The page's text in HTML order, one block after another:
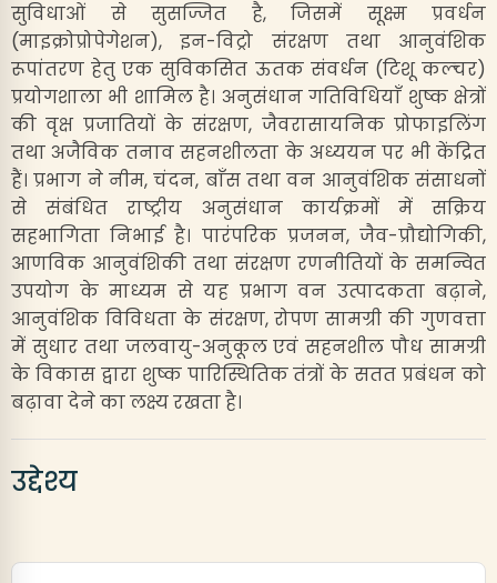
सुविधाओं से सुसज्जित है, जिसमें सूक्ष्म प्रवर्धन
(माइक्रोप्रोपेगेशन), इन-विट्रो संरक्षण तथा आनुवंशिक
रूपांतरण हेतु एक सुविकसित ऊतक संवर्धन (टिशू कल्चर)
प्रयोगशाला भी शामिल है। अनुसंधान गतिविधियाँ शुष्क क्षेत्रों
की वृक्ष प्रजातियों के संरक्षण, जैवरासायनिक प्रोफाइलिंग
तथा अजैविक तनाव सहनशीलता के अध्ययन पर भी केंद्रित
हैं। प्रभाग ने नीम, चंदन, बाँस तथा वन आनुवंशिक संसाधनों
से संबंधित राष्ट्रीय अनुसंधान कार्यक्रमों में सक्रिय
सहभागिता निभाई है। पारंपरिक प्रजनन, जैव-प्रौद्योगिकी,
आणविक आनुवंशिकी तथा संरक्षण रणनीतियों के समन्वित
उपयोग के माध्यम से यह प्रभाग वन उत्पादकता बढ़ाने,
आनुवंशिक विविधता के संरक्षण, रोपण सामग्री की गुणवत्ता
में सुधार तथा जलवायु-अनुकूल एवं सहनशील पौध सामग्री
के विकास द्वारा शुष्क पारिस्थितिक तंत्रों के सतत प्रबंधन को
बढ़ावा देने का लक्ष्य रखता है।
उद्देश्य